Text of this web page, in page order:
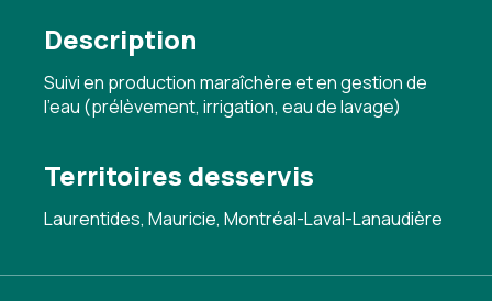
Description
Suivi en production maraîchère et en gestion de
l'eau (prélèvement, irrigation, eau de lavage)
Territoires desservis
Laurentides, Mauricie, Montréal-Laval-Lanaudière